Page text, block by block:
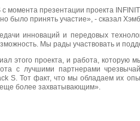
момента презентации проекта
было принять участие», - сказал
инноваций и передовых
Мы рады участвовать и
этого проекта, и работа, которую
с лучшими партнерами
S. Тот факт, что мы обладаем их
более захватывающим».